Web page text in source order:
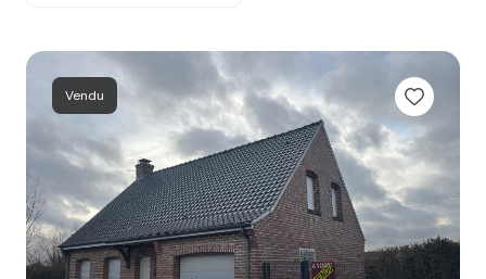
ESTIMATION
ALERTE
Vendu